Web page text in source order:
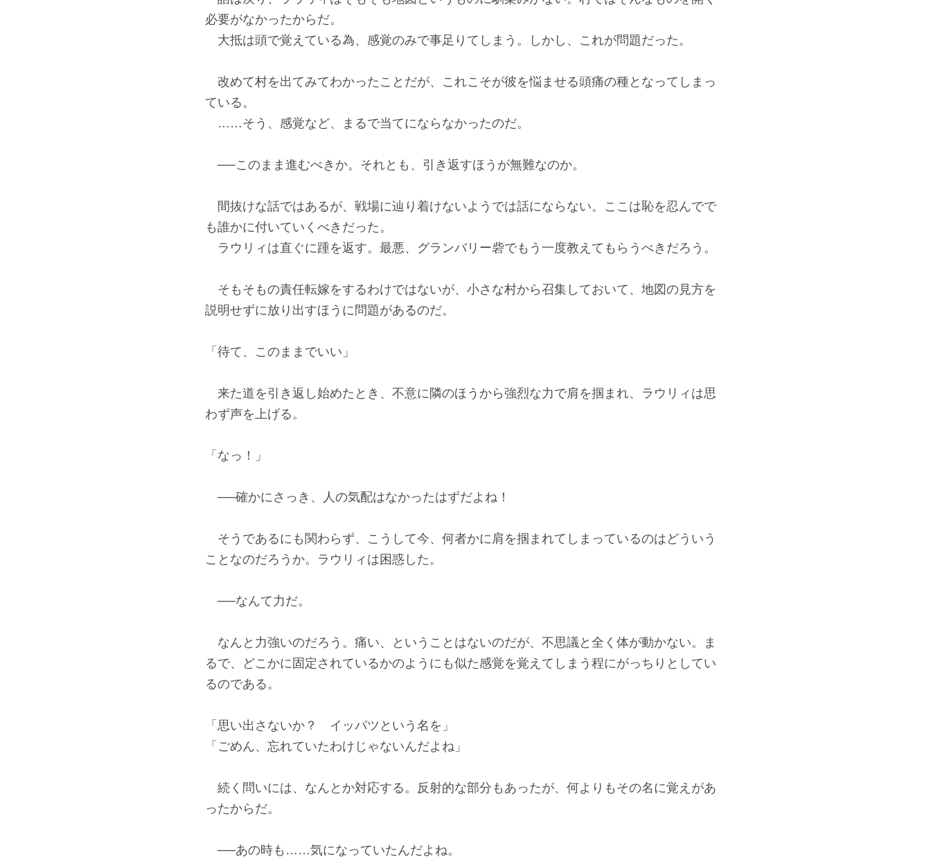
必要がなかったからだ。
大抵は頭で覚えている為、感覚のみで事足りてしまう。しかし、これが問題だった。
改めて村を出てみてわかったことだが、これこそが彼を悩ませる頭痛の種となってしまっ
ている。
……そう、感覚など、まるで当てにならなかったのだ。
──このまま進むべきか。それとも、引き返すほうが無難なのか。
間抜けな話ではあるが、戦場に辿り着けないようでは話にならない。ここは恥を忍んでで
も誰かに付いていくべきだった。
ラウリィは直ぐに踵を返す。最悪、グランバリー砦でもう一度教えてもらうべきだろう。
そもそもの責任転嫁をするわけではないが、小さな村から召集しておいて、地図の見方を
説明せずに放り出すほうに問題があるのだ。
「待て、このままでいい」
来た道を引き返し始めたとき、不意に隣のほうから強烈な力で肩を掴まれ、ラウリィは思
わず声を上げる。
「なっ！」
──確かにさっき、人の気配はなかったはずだよね！
そうであるにも関わらず、こうして今、何者かに肩を掴まれてしまっているのはどういう
ことなのだろうか。ラウリィは困惑した。
──なんて力だ。
なんと力強いのだろう。痛い、ということはないのだが、不思議と全く体が動かない。ま
るで、どこかに固定されているかのようにも似た感覚を覚えてしまう程にがっちりとしてい
るのである。
「思い出さないか？ イッパツという名を」
「ごめん、忘れていたわけじゃないんだよね」
続く問いには、なんとか対応する。反射的な部分もあったが、何よりもその名に覚えがあ
ったからだ。
──あの時も……気になっていたんだよね。